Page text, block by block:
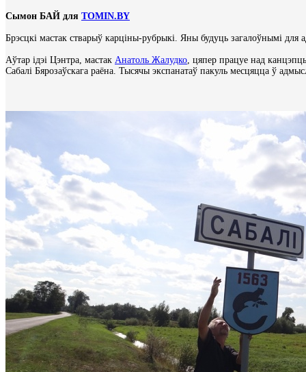
Сымон БАЙ для TOMIN.BY
Брэсцкі мастак стварыў карціны-рубрыкі. Яны будуць загалоўнымі
Аўтар ідэі Цэнтра, мастак Анатоль Жалудко , цяпер працуе над
Сабалі Бярозаўскага раёна. Тысячы экспанатаў пакуль месцяцца ў